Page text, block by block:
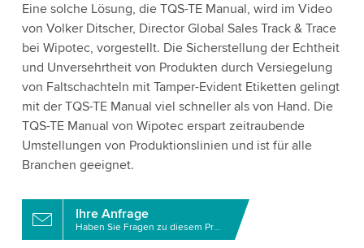
Eine solche Lösung, die TQS-TE Manual, wird im Video
von Volker Ditscher, Director Global Sales Track & Trace
bei Wipotec, vorgestellt. Die Sicherstellung der Echtheit
und Unversehrtheit von Produkten durch Versiegelung
von Faltschachteln mit Tamper-Evident Etiketten gelingt
mit der TQS-TE Manual viel schneller als von Hand. Die
TQS-TE Manual von Wipotec erspart zeitraubende
Umstellungen von Produktionslinien und ist für alle
Branchen geeignet.
Ihre Anfrage
Haben Sie Fragen zu diesem Produkt?